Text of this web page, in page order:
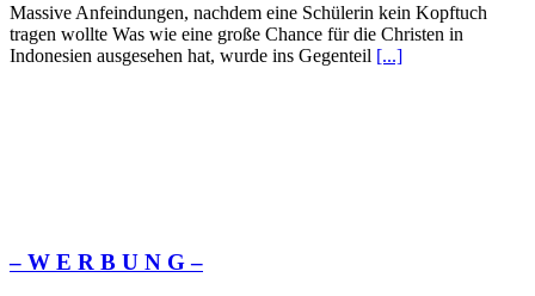
Massive Anfeindungen, nachdem eine Schülerin kein Kopftuch
tragen wollte Was wie eine große Chance für die Christen in
Indonesien ausgesehen hat, wurde ins Gegenteil [...]
– W Ε R Β U Ν G –